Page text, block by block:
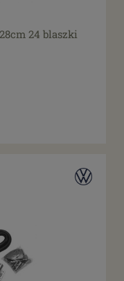
24 blaszki